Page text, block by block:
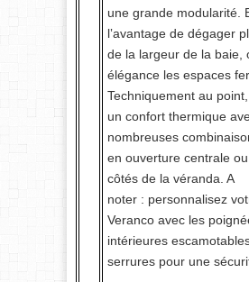
une grande modularité.
l‛avantage de dégager
de la largeur de la baie,
élégance les espaces
Techniquement au
un confort thermique
nombreuses
en ouverture centrale
côtés de la véranda. A
noter : personnalisez
Veranco avec les
intérieures
serrures pour une